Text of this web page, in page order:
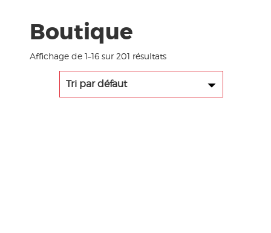
Boutique
Affichage de 1–16 sur 201 résultats